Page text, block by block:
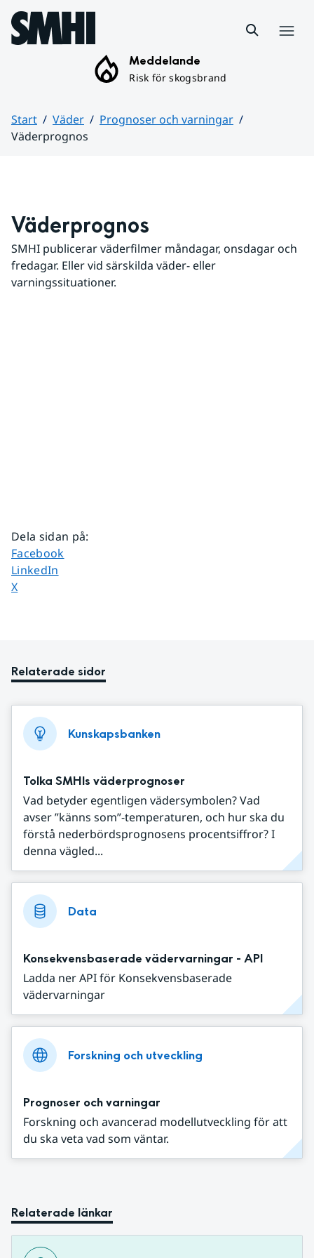
Hoppa till sidans innehåll
Meddelande
Risk för skogsbrand
Start Väder
Prognoser och varningar
Väderprognos
Väderprognos
SMHI publicerar väderfilmer måndagar, onsdagar och
fredagar. Eller vid särskilda väder- eller
varningssituationer.
Dela sidan på:
Dela sidan på
Facebook
Dela sidan på
LinkedIn
Dela sidan på
X
Relaterade sidor
Kunskapsbanken
Tolka SMHIs väderprognoser
Vad betyder egentligen vädersymbolen? Vad
avser ”känns som”-temperaturen, och hur ska du
förstå nederbördsprognosens procentsiffror? I
denna vägled...
Data
Konsekvensbaserade vädervarningar - API
Ladda ner API för Konsekvensbaserade
vädervarningar
Forskning och utveckling
Prognoser och varningar
Forskning och avancerad modellutveckling för att
du ska veta vad som väntar.
Relaterade länkar